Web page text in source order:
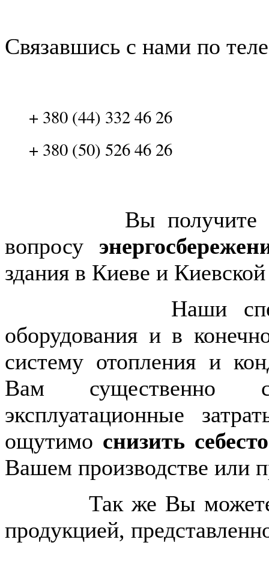
Связавшись с нами по
+ 380 (44) 332 46 26
+ 380 (50) 526 46 26
Вы получите
вопросу
здания в Киеве и
Наши
оборудования и в
систему отопления и
Вам существенно
эксплуатационные
ощутимо снизить
Вашем производстве или
Так же Вы можете
продукцией,